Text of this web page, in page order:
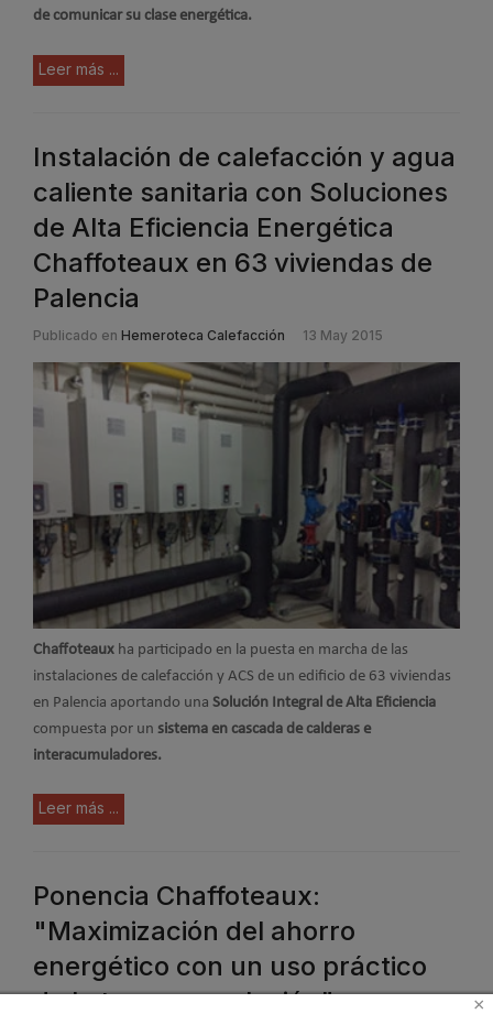
de comunicar su clase energética.
Leer más ...
Instalación de calefacción y agua
caliente sanitaria con Soluciones
de Alta Eficiencia Energética
Chaffoteaux en 63 viviendas de
Palencia
Publicado en Hemeroteca Calefacción 13 May 2015
Chaffoteaux ha participado en la puesta en marcha de las
instalaciones de calefacción y ACS de un edificio de 63 viviendas
en Palencia aportando una Solución Integral de Alta Eficiencia
compuesta por un sistema en cascada de calderas e
interacumuladores.
Leer más ...
Ponencia Chaffoteaux:
"Maximización del ahorro
energético con un uso práctico
de la termorregulación"
×